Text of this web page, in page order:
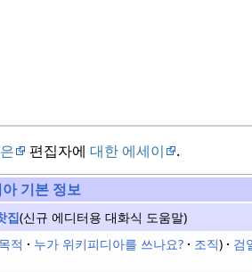
편집자에 대한 에세이 .
기본 정보
집(신규 에디터용 대화식 도움말)
적 누가 위키피디아를 쓰나요? 조직 검